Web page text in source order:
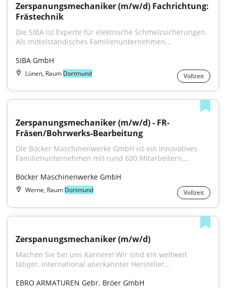
Zerspanungsmechaniker (m/w/d) Fachrichtung:
Frästechnik
Die SIBA ist Experte für elektrische Schmelzsicherungen.
Als mittelständisches Familienunternehmen...
SIBA GmbH
Lünen, Raum Dortmund Vollzeit
Zerspanungsmechaniker (m/w/d) - FR-
Fräsen/Bohrwerks-Bearbeitung
Die Böcker Maschinenwerke GmbH ist ein innovatives
Familienunternehmen mit rund 600 Mitarbeitern,...
Böcker Maschinenwerke GmbH
Werne, Raum Dortmund Vollzeit
Zerspanungsmechaniker (m/w/d)
Machen Sie bei uns Karriere! Wir sind ein weltweit
tätiger, international anerkannter Hersteller...
EBRO ARMATUREN Gebr. Bröer GmbH